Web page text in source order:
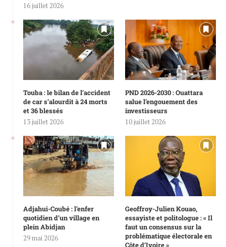
16 juillet 2026
Touba : le bilan de l’accident
de car s’alourdit à 24 morts
et 36 blessés
13 juillet 2026
PND 2026-2030 : Ouattara
salue l’engouement des
investisseurs
10 juillet 2026
Adjahui-Coubé : l’enfer
quotidien d’un village en
plein Abidjan
29 mai 2026
Geoffroy-Julien Kouao,
essayiste et politologue : « Il
faut un consensus sur la
problématique électorale en
Côte d’Ivoire »